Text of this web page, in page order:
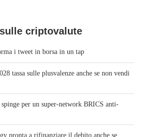
criptovalute
i tweet in borsa in un tap
tassa sulle plusvalenze anche se non vendi
per un super-network BRICS anti-
pronta a rifinanziare il debito anche se